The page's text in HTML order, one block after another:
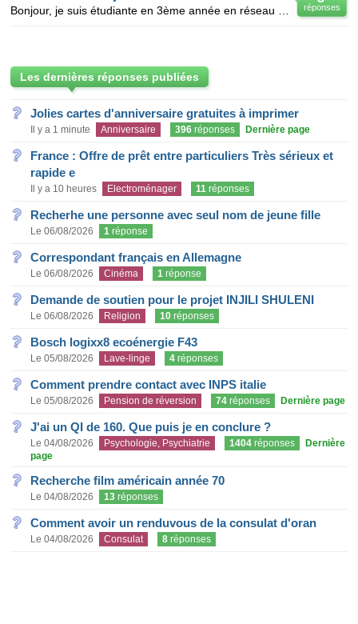
réponses
Les dernières réponses publiées
Jolies cartes d'anniversaire gratuites à imprimer
Il y a 1 minute Anniversaire 396 réponses Dernière page
France : Offre de prêt entre particuliers Très sérieux et
rapide e
Il y a 10 heures Electroménager 11 réponses
Recherhe une personne avec seul nom de jeune fille
Le 06/08/2026 1 réponse
Correspondant français en Allemagne
Le 06/08/2026 Cinéma 1 réponse
Demande de soutien pour le projet INJILI SHULENI
Le 06/08/2026 Religion 10 réponses
Bosch logixx8 ecoénergie F43
Le 05/08/2026 Lave-linge 4 réponses
Comment prendre contact avec INPS italie
Le 05/08/2026 Pension de réversion 74 réponses Dernière page
J'ai un QI de 160. Que puis je en conclure ?
Le 04/08/2026 Psychologie, Psychiatrie 1404 réponses
Dernière
page
Recherche film américain année 70
Le 04/08/2026 13 réponses
Comment avoir un renduvous de la consulat d'oran
Le 04/08/2026 Consulat 8 réponses